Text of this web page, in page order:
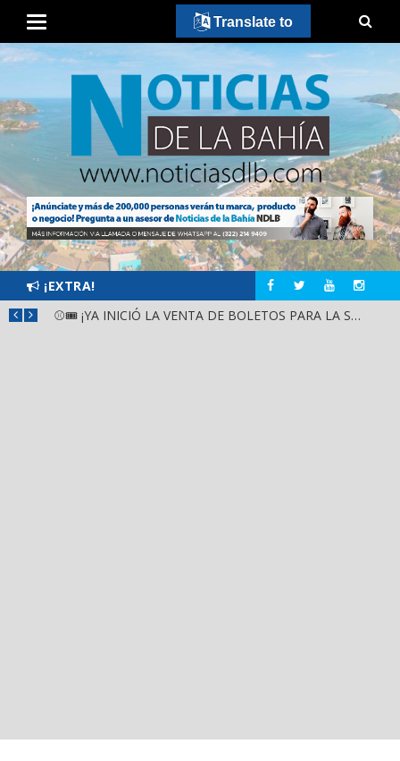
¡EXTRA!
⚾🎟️ ¡YA INICIÓ LA VENTA DE BOLETOS PARA LA SERIE DEL CARIBE KIDS NAYARIT 2026!
Translate to